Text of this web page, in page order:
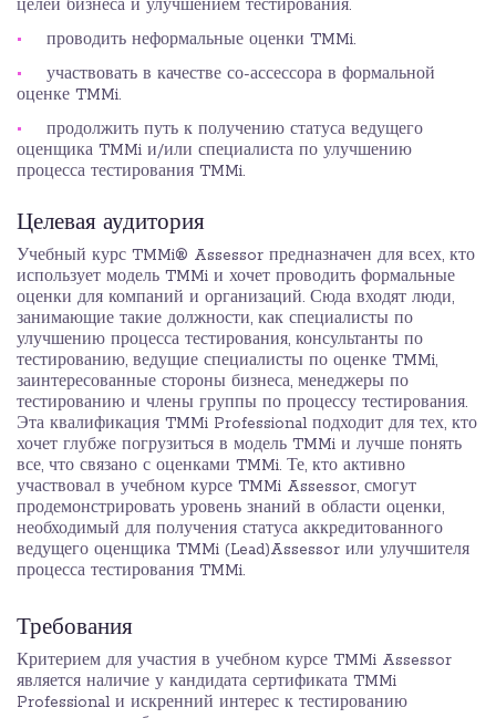
целей бизнеса и улучшением тестирования.
проводить неформальные оценки TMMi.
участвовать в качестве со-ассессора в формальной
оценке TMMi.
продолжить путь к получению статуса ведущего
оценщика TMMi и/или специалиста по улучшению
процесса тестирования TMMi.
Целевая аудитория
Учебный курс TMMi® Assessor предназначен для всех, кто
использует модель TMMi и хочет проводить формальные
оценки для компаний и организаций. Сюда входят люди,
занимающие такие должности, как специалисты по
улучшению процесса тестирования, консультанты по
тестированию, ведущие специалисты по оценке TMMi,
заинтересованные стороны бизнеса, менеджеры по
тестированию и члены группы по процессу тестирования.
Эта квалификация TMMi Professional подходит для тех, кто
хочет глубже погрузиться в модель TMMi и лучше понять
все, что связано с оценками TMMi. Те, кто активно
участвовал в учебном курсе TMMi Assessor, смогут
продемонстрировать уровень знаний в области оценки,
необходимый для получения статуса аккредитованного
ведущего оценщика TMMi (Lead)Assessor или улучшителя
процесса тестирования TMMi.
Требования
Критерием для участия в учебном курсе TMMi Assessor
является наличие у кандидата сертификата TMMi
Professional и искренний интерес к тестированию